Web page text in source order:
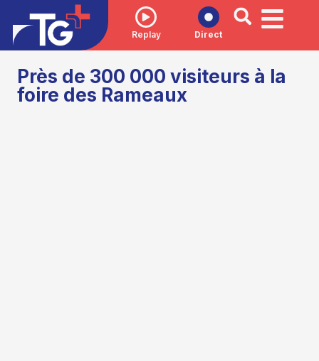
Replay Direct
Près de 300 000 visiteurs à la
foire des Rameaux